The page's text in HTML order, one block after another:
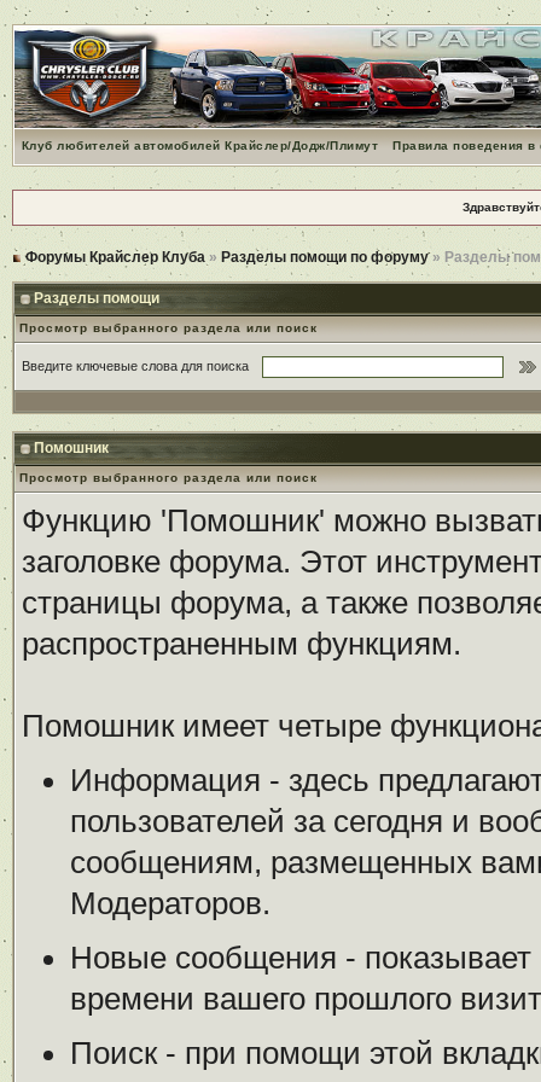
Клуб любителей автомобилей Крайслер/Додж/Плимут Правила поведения
Форумы Крайслер Клуба » Разделы помощи по форуму» Разделы
Разделы помощи
Просмотр выбранного раздела или поиск
Введите ключевые слова для поиска
Помошник
Просмотр выбранного раздела или поиск
Функцию 'Помошник' можно
заголовке форума. Этот
страницы форума, а также
распространенным функциям.
Помошник имеет четыре
Информация - здесь
пользователей за сегодня и
сообщениям, размещенных
Модераторов.
Новые сообщения -
времени вашего прошлого
Поиск - при помощи этой